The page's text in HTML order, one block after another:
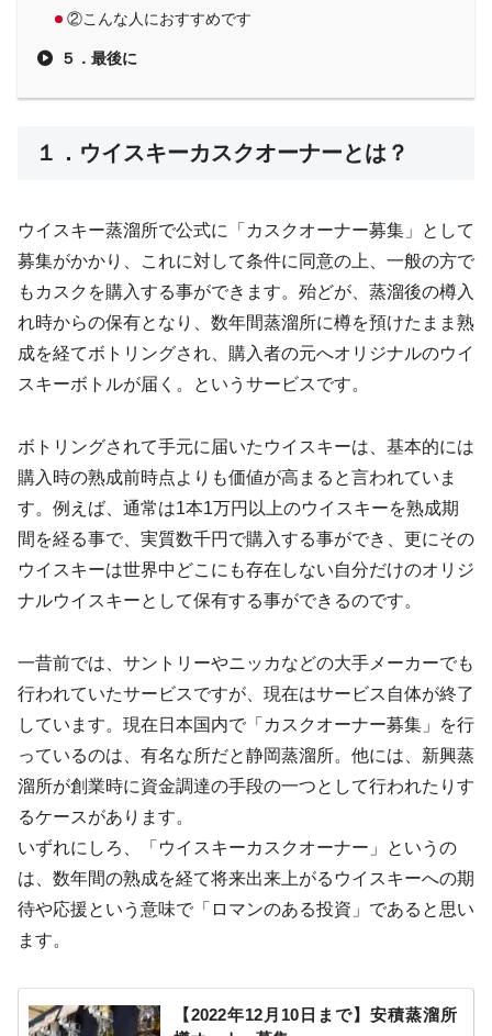
②こんな人におすすめです
５．最後に
１．ウイスキーカスクオーナーとは？
ウイスキー蒸溜所で公式に「カスクオーナー募集」として
募集がかかり、これに対して条件に同意の上、一般の方で
もカスクを購入する事ができます。殆どが、蒸溜後の樽入
れ時からの保有となり、数年間蒸溜所に樽を預けたまま熟
成を経てボトリングされ、購入者の元へオリジナルのウイ
スキーボトルが届く。というサービスです。
ボトリングされて手元に届いたウイスキーは、基本的には
購入時の熟成前時点よりも価値が高まると言われていま
す。例えば、通常は1本1万円以上のウイスキーを熟成期
間を経る事で、実質数千円で購入する事ができ、更にその
ウイスキーは世界中どこにも存在しない自分だけのオリジ
ナルウイスキーとして保有する事ができるのです。
一昔前では、サントリーやニッカなどの大手メーカーでも
行われていたサービスですが、現在はサービス自体が終了
しています。現在日本国内で「カスクオーナー募集」を行
っているのは、有名な所だと静岡蒸溜所。他には、新興蒸
溜所が創業時に資金調達の手段の一つとして行われたりす
るケースがあります。
いずれにしろ、「ウイスキーカスクオーナー」というの
は、数年間の熟成を経て将来出来上がるウイスキーへの期
待や応援という意味で「ロマンのある投資」であると思い
ます。
【2022年12月10日まで】安積蒸溜所